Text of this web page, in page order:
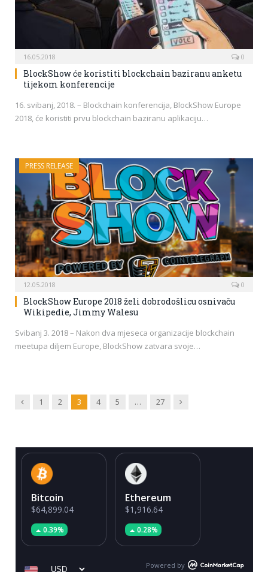
16.05.2018 0
BlockShow će koristiti blockchain baziranu anketu
tijekom konferencije
16. svibanj, 2018. – Blockchain konferencija, BlockShow Europe
2018, će koristiti prvu blockchain baziranu aplikaciju…
PRESS RELEASE
12.05.2018 0
BlockShow Europe 2018 želi dobrodošlicu osnivaču
Wikipedie, Jimmy Walesu
Svibanj 3. 2018 – Nakon dva mjeseca organizacije blockchain
meetupa diljem Europe, BlockShow zatvara svoje…
Previous
1 2 3 4 5 … 27 Next
Bitcoin
$64,899.04
0.39%
Ethereum
$1,916.64
0.28%
Powered by